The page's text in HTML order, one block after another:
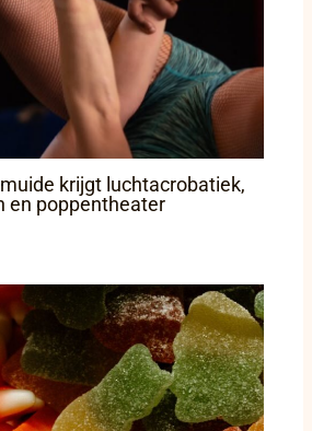
krijgt luchtacrobatiek,
en poppentheater